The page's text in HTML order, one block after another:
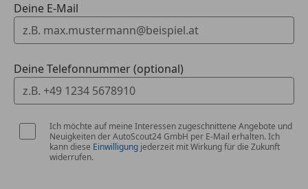
Sportsitze
Sprachsteuerung
Touchscreen
vorbehalten!
Deine E-Mail
Deine Telefonnummer (optional)
Ich möchte auf meine Interessen zugeschnittene Angebote und
Neuigkeiten der AutoScout24 GmbH per E-Mail erhalten. Ich
kann diese Einwilligung jederzeit mit Wirkung für die Zukunft
widerrufen.